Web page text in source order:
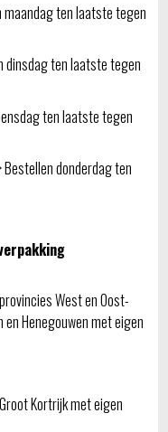
maandag ten laatste tegen
dinsdag ten laatste tegen
ten laatste tegen
donderdag ten
West en Oost-
Henegouwen met eigen
Kortrijk met eigen